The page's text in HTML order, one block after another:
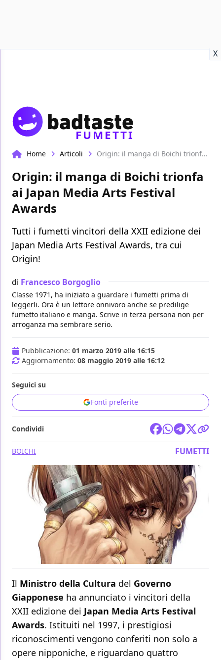
X
FUMETTI
Home Articoli Origin: il manga di Boichi trionfa ai Japan Media Arts Festival Awards
Origin: il manga di Boichi trionfa
ai Japan Media Arts Festival
Awards
Tutti i fumetti vincitori della XXII edizione dei
Japan Media Arts Festival Awards, tra cui
Origin!
di Francesco Borgoglio
Classe 1971, ha iniziato a guardare i fumetti prima di
leggerli. Ora è un lettore onnivoro anche se predilige
fumetto italiano e manga. Scrive in terza persona non per
arroganza ma sembrare serio.
Pubblicazione: 01 marzo 2019 alle 16:15
Aggiornamento: 08 maggio 2019 alle 16:12
Seguici su
Fonti preferite
Condividi
BOICHI FUMETTI
Il Ministro della Cultura del Governo
Giapponese ha annunciato i vincitori della
XXII edizione dei Japan Media Arts Festival
Awards. Istituiti nel 1997, i prestigiosi
riconoscimenti vengono conferiti non solo a
opere nipponiche, e riguardano quattro